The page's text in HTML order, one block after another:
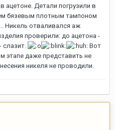
ацетоне. Детали погрузили в
бязевым плотным тампоном
Никель отваливался аж
проверили: до ацетона -
слазит.
Вот
этапе даже представить не
никеля не проводили.